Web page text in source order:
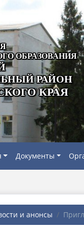
ОБРАЗОВАНИЯ
РАЙОН
КРАЯ
Документы
и анонсы